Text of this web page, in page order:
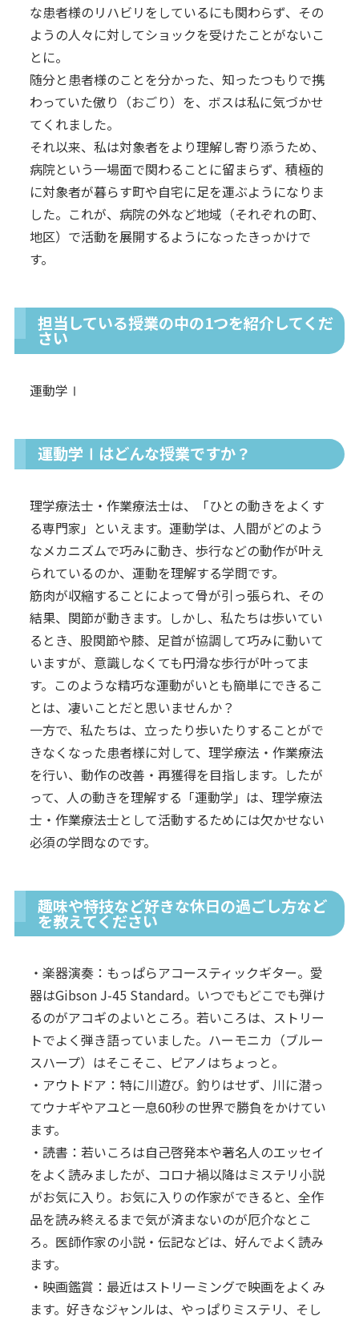
な患者様のリハビリをしているにも関わらず、その
ようの人々に対してショックを受けたことがないこ
とに。
随分と患者様のことを分かった、知ったつもりで携
わっていた傲り（おごり）を、ボスは私に気づかせ
てくれました。
それ以来、私は対象者をより理解し寄り添うため、
病院という一場面で関わることに留まらず、積極的
に対象者が暮らす町や自宅に足を運ぶようになりま
した。これが、病院の外など地域（それぞれの町、
地区）で活動を展開するようになったきっかけで
す。
担当している授業の中の1つを紹介してくだ
さい
運動学Ⅰ
運動学Ⅰはどんな授業ですか？
理学療法士・作業療法士は、「ひとの動きをよくす
る専門家」といえます。運動学は、人間がどのよう
なメカニズムで巧みに動き、歩行などの動作が叶え
られているのか、運動を理解する学問です。
筋肉が収縮することによって骨が引っ張られ、その
結果、関節が動きます。しかし、私たちは歩いてい
るとき、股関節や膝、足首が協調して巧みに動いて
いますが、意識しなくても円滑な歩行が叶ってま
す。このような精巧な運動がいとも簡単にできるこ
とは、凄いことだと思いませんか？
一方で、私たちは、立ったり歩いたりすることがで
きなくなった患者様に対して、理学療法・作業療法
を行い、動作の改善・再獲得を目指します。したが
って、人の動きを理解する「運動学」は、理学療法
士・作業療法士として活動するためには欠かせない
必須の学問なのです。
趣味や特技など好きな休日の過ごし方など
を教えてください
・楽器演奏：もっぱらアコースティックギター。愛
器はGibson J-45 Standard。いつでもどこでも弾け
るのがアコギのよいところ。若いころは、ストリー
トでよく弾き語っていました。ハーモニカ（ブルー
スハープ）はそこそこ、ピアノはちょっと。
・アウトドア：特に川遊び。釣りはせず、川に潜っ
てウナギやアユと一息60秒の世界で勝負をかけてい
ます。
・読書：若いころは自己啓発本や著名人のエッセイ
をよく読みましたが、コロナ禍以降はミステリ小説
がお気に入り。お気に入りの作家ができると、全作
品を読み終えるまで気が済まないのが厄介なとこ
ろ。医師作家の小説・伝記などは、好んでよく読み
ます。
・映画鑑賞：最近はストリーミングで映画をよくみ
ます。好きなジャンルは、やっぱりミステリ、そし